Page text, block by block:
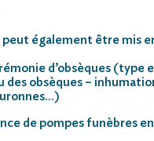
également être mis
d’obsèques (type
des obsèques –
de pompes funèbres